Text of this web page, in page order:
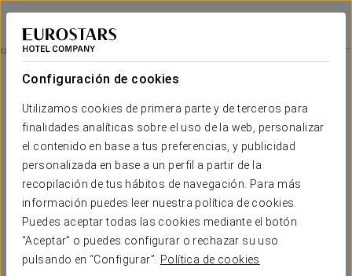
Configuración de cookies
Utilizamos cookies de primera parte y de terceros para
finalidades analíticas sobre el uso de la web, personalizar
el contenido en base a tus preferencias, y publicidad
personalizada en base a un perfil a partir de la
recopilación de tus hábitos de navegación. Para más
información puedes leer nuestra política de cookies.
Puedes aceptar todas las cookies mediante el botón
“Aceptar” o puedes configurar o rechazar su uso
pulsando en “Configurar”.
Política de cookies
Exe Zizur Pamplona
PAMPLONA - ZIZUR MAYOR
Cena Menú Ejecutivo
27 €
Cena menú ejecutivo